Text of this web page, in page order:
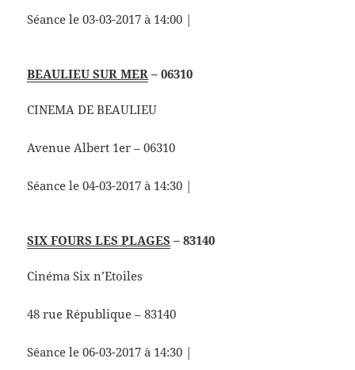
Séance le 03-03-2017 à 14:00 |
BEAULIEU SUR MER – 06310
CINEMA DE BEAULIEU
Avenue Albert 1er – 06310
Séance le 04-03-2017 à 14:30 |
SIX FOURS LES PLAGES – 83140
Cinéma Six n’Etoiles
48 rue République – 83140
Séance le 06-03-2017 à 14:30 |